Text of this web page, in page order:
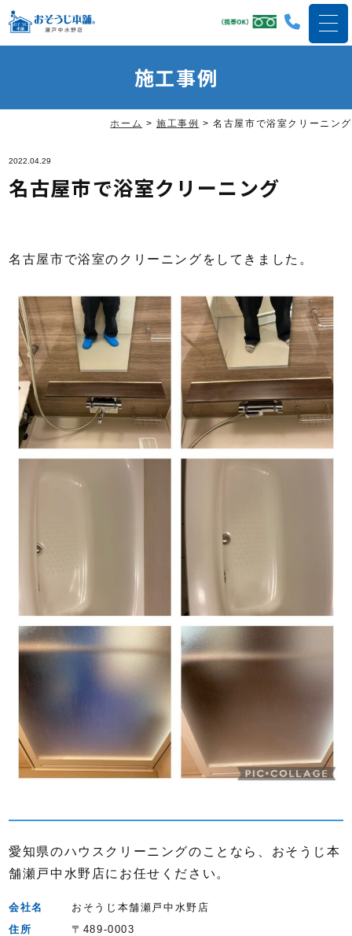
施工事例
ホーム > 施工事例 >名古屋市で浴室クリーニング
2022.04.29
名古屋市で浴室クリーニング
名古屋市で浴室のクリーニングをしてきました。
愛知県のハウスクリーニングのことなら、おそうじ本
舗瀬戸中水野店にお任せください。
会社名
おそうじ本舗瀬戸中水野店
住所
〒489-0003